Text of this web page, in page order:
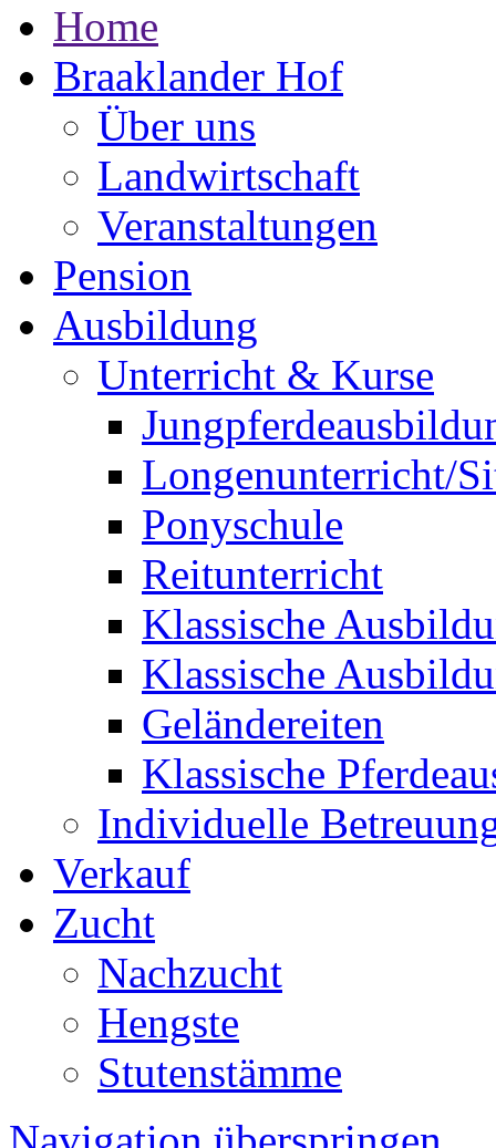
Home
Braaklander Hof
Über uns
Landwirtschaft
Veranstaltungen
Pension
Ausbildung
Unterricht & Kurse
Longenunterricht/
Ponyschule
Reitunterricht
Klassische
Klassische
Geländereiten
Klassische
Individuelle
Verkauf
Zucht
Nachzucht
Hengste
Stutenstämme